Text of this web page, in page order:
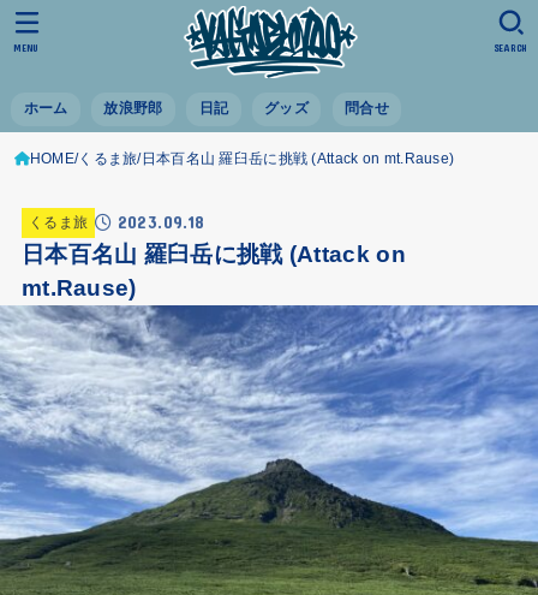
ホーム 放浪野郎 日記 グッズ 問合せ
SEARCH
MENU
HOME くるま旅 日本百名山 羅臼岳に挑戦 (Attack on mt.Rause)
くるま旅 2023.09.18
日本百名山 羅臼岳に挑戦 (Attack on
mt.Rause)